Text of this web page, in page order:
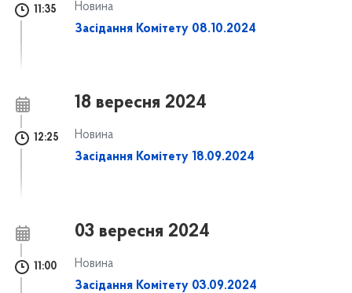
11:35
Новина
Засідання Комітету 08.10.2024
18 вересня 2024
12:25
Новина
Засідання Комітету 18.09.2024
03 вересня 2024
11:00
Новина
Засідання Комітету 03.09.2024